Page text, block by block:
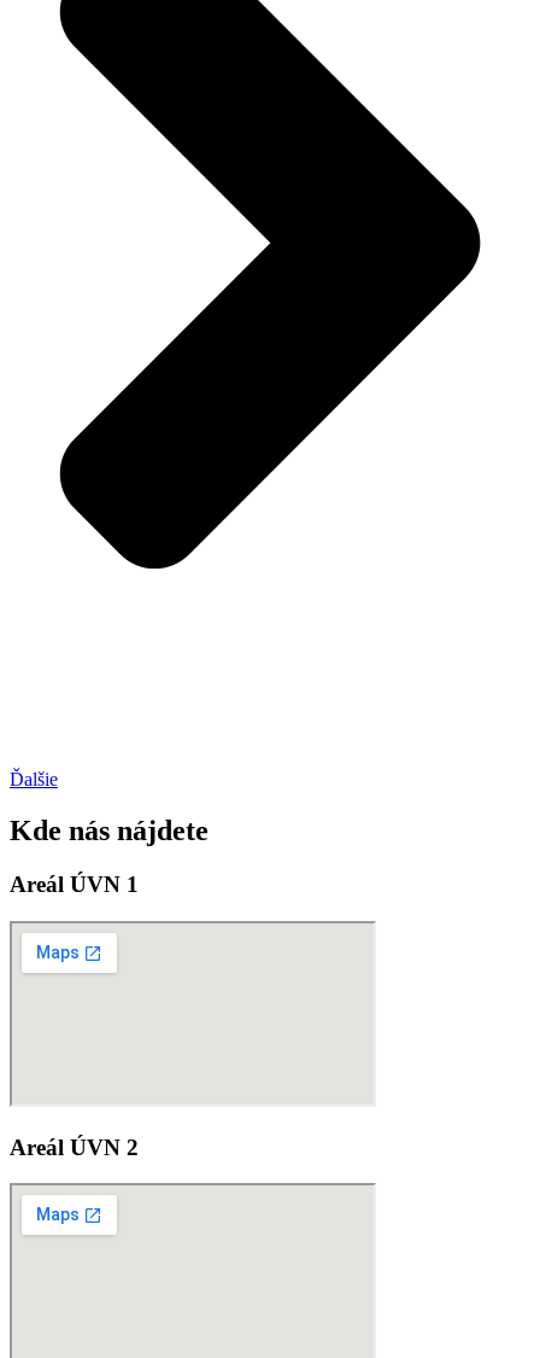
Ďalšie
Kde nás nájdete
Areál ÚVN 1
Areál ÚVN 2